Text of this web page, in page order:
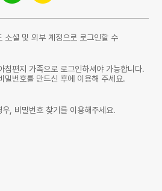
소셜 및 외부 계정으로 로그인할 수
침편지 가족으로 로그인하셔야 가능합니다.
밀번호를 만드신 후에 이용해 주세요.
, 비밀번호 찾기를 이용해주세요.